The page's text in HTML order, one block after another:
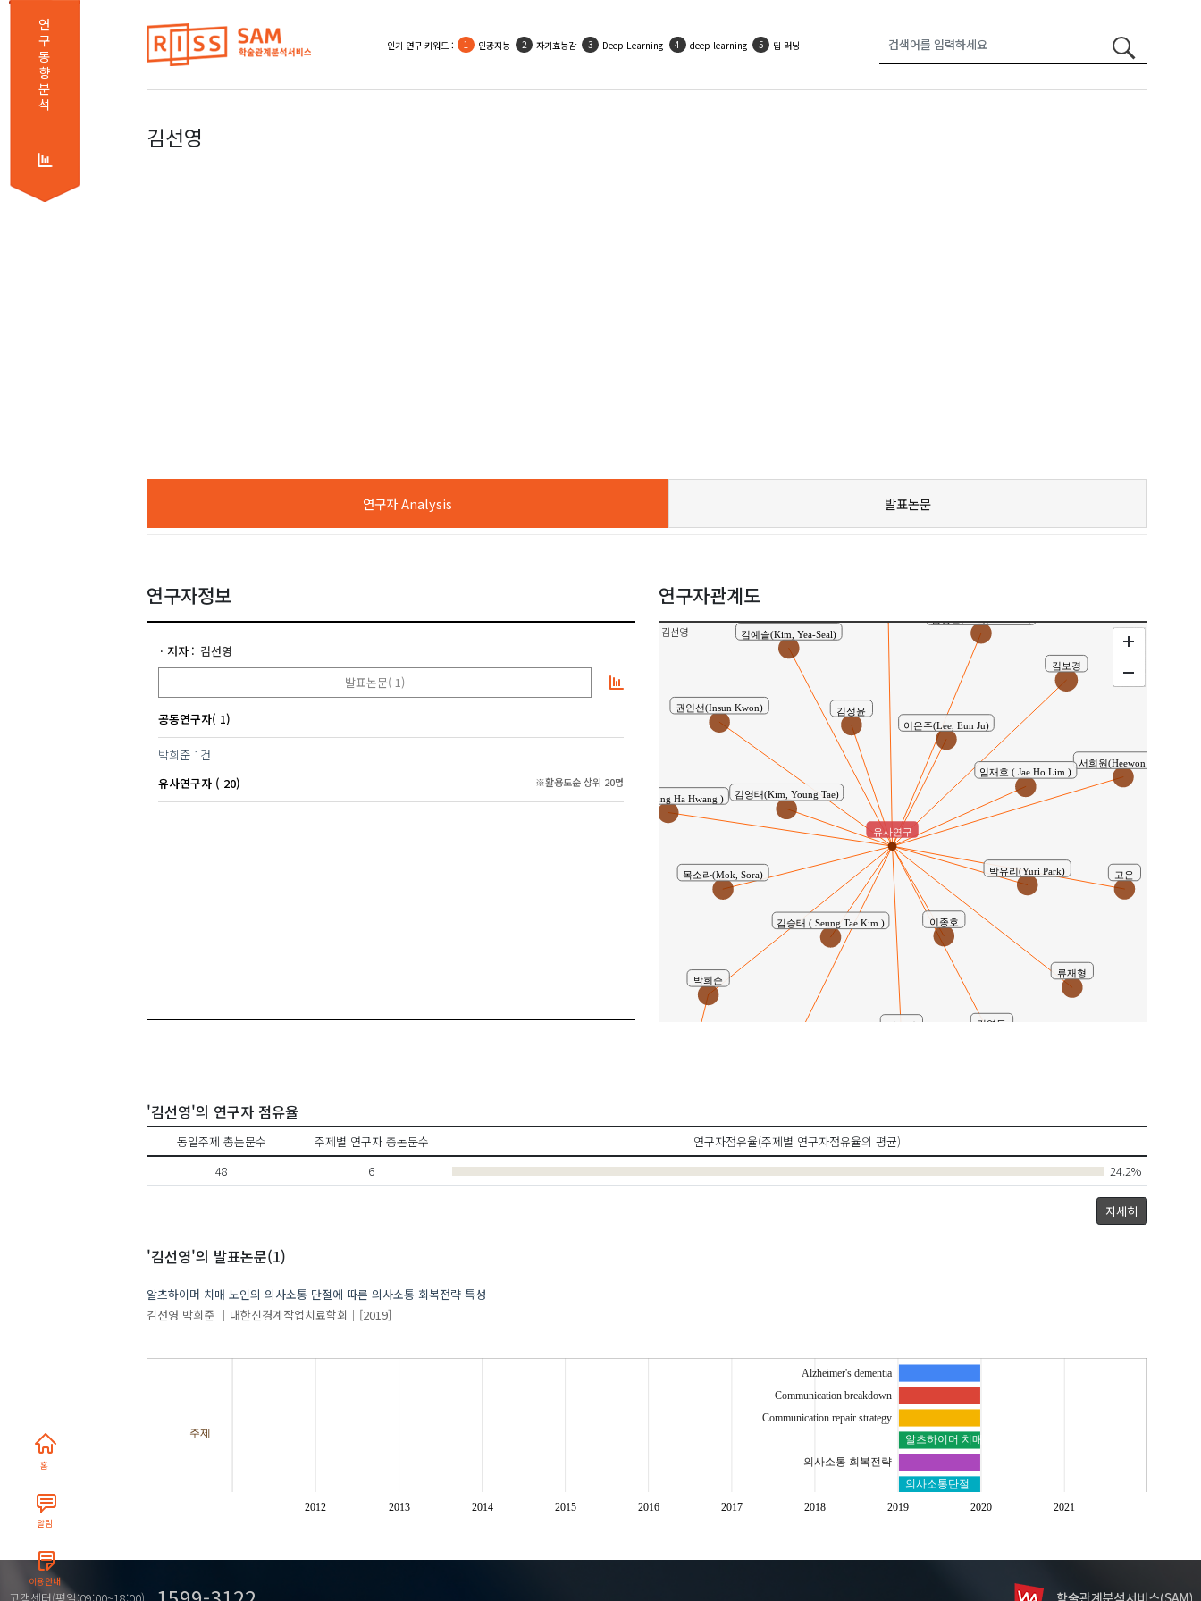
연
구
동
향
분
석
홈
알림
이용안내
인기 연구 키워드 : 인공지능 자기효능감 Deep Learning deep learning 딥 러닝
김선영
연구자 Analysis 발표논문
연구자정보
저자
김선영
발표논문( 1)
공동연구자( 1)
박희준 1건
유사연구자 ( 20)
※활용도순 상위 20명
연구자관계도
김선영
박희준
고은
권인선(Insun Kwon)
김보경
김성윤
김승태 ( Seung Tae Kim )
김영돈
김영태(Kim, Young Tae)
김예슬(Kim, Yea-Seal)
류재형
명우재
목소라(Mok, Sora) 박유리(Yuri Park)
서희원(Heewon Seo)
이은주(Lee, Eun Ju)
이종호
임재호 ( Jae Ho Lim )
황정하 ( Jung Ha Hwang )
유사연구
'김선영'의 연구자 점유율
동일주제 총논문수 주제별 연구자 총논문수
연구자점유율(주제별 연구자점유율의 평균)
48
6 24.2%
자세히
'김선영'의 발표논문(1)
알츠하이머 치매 노인의 의사소통 단절에 따른 의사소통 회복전략 특성
김선영 박희준 대한신경계작업치료학회 [2019]
2012 2013 2014 2015 2016 2017 2018 2019 2020 2021
주제
Alzheimer's dementia
Communication breakdown
Communication repair strategy
알츠하이머 치매
의사소통 회복전략
의사소통단절